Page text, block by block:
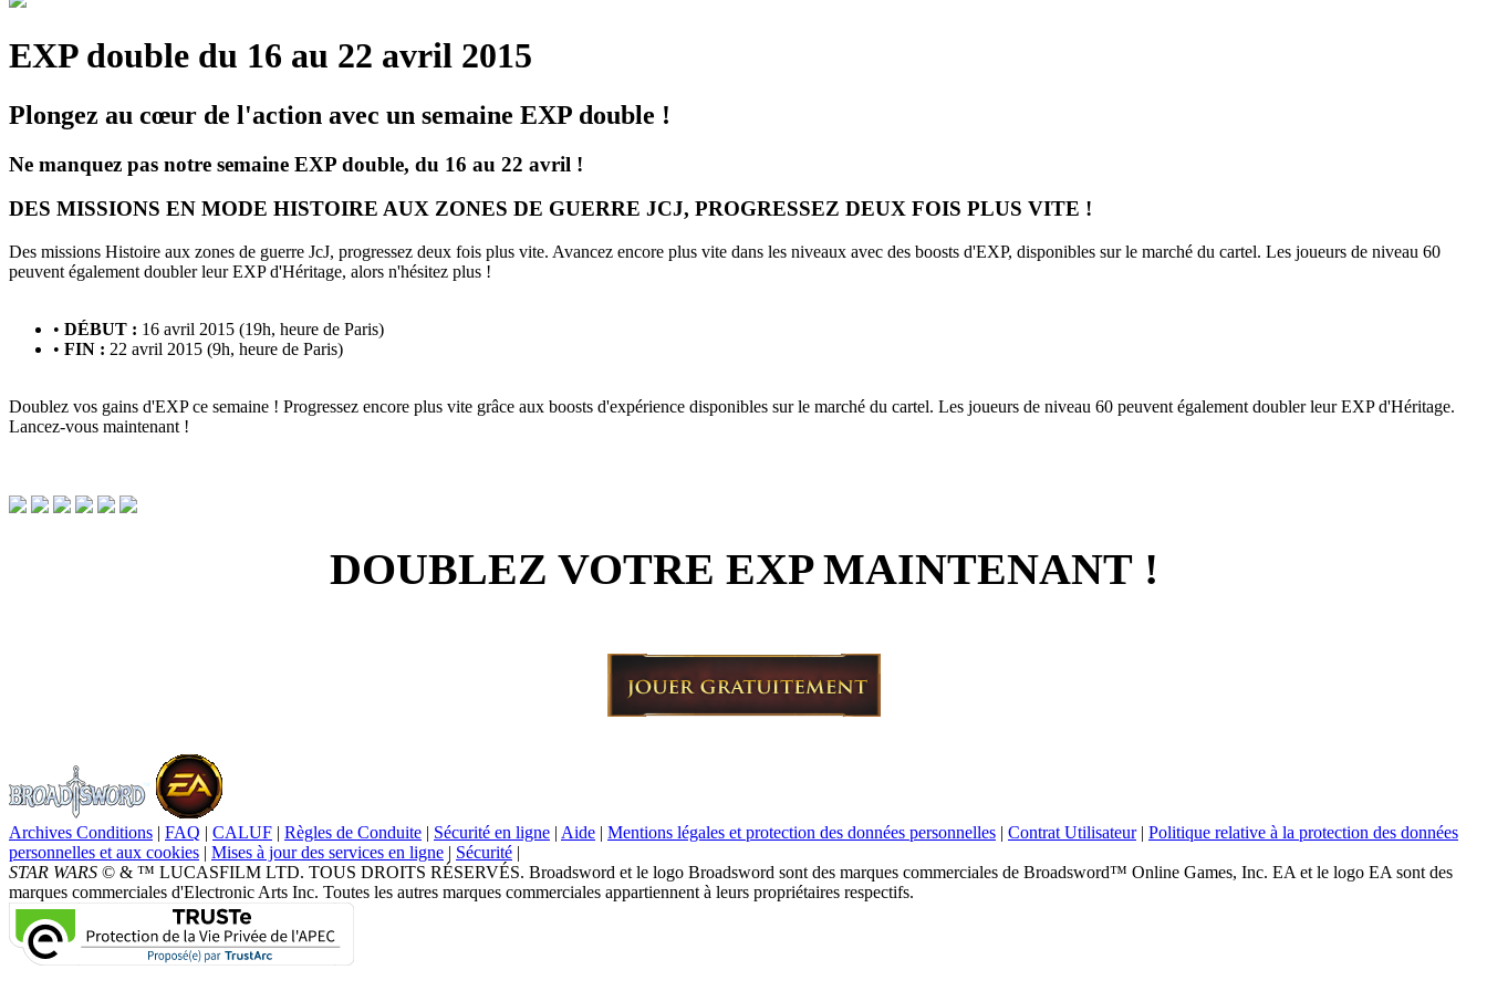
EXP double du 16 au 22 avril 2015
Plongez au cœur de l'action avec un semaine EXP double !
Ne manquez pas notre semaine EXP double, du 16 au 22 avril !
DES MISSIONS EN MODE HISTOIRE AUX ZONES DE GUERRE JCJ, PROGRESSEZ DEUX FOIS PLUS VITE !
Des missions Histoire aux zones de guerre JcJ, progressez deux fois plus vite. Avancez encore plus vite dans les niveaux avec des boosts d'EXP, disponibles sur le marché du cartel. Les joueurs de niveau 60
peuvent également doubler leur EXP d'Héritage, alors n'hésitez plus !
• DÉBUT : 16 avril 2015 (19h, heure de Paris)
• FIN : 22 avril 2015 (9h, heure de Paris)
Doublez vos gains d'EXP ce semaine ! Progressez encore plus vite grâce aux boosts d'expérience disponibles sur le marché du cartel. Les joueurs de niveau 60 peuvent également doubler leur EXP d'Héritage.
Lancez-vous maintenant !
DOUBLEZ VOTRE EXP MAINTENANT !
Archives Conditions | FAQ | CALUF | Règles de Conduite | Sécurité en ligne | Aide | Mentions légales et protection des données personnelles | Contrat Utilisateur | Politique relative à la protection des données
personnelles et aux cookies | Mises à jour des services en ligne | Sécurité |
STAR WARS © & ™ LUCASFILM LTD. TOUS DROITS RÉSERVÉS. Broadsword et le logo Broadsword sont des marques commerciales de Broadsword™ Online Games, Inc. EA et le logo EA sont des
marques commerciales d'Electronic Arts Inc. Toutes les autres marques commerciales appartiennent à leurs propriétaires respectifs.